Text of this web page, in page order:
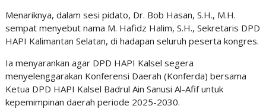
Menariknya, dalam sesi pidato, Dr. Bob Hasan, S.H., M.H.
sempat menyebut nama M. Hafidz Halim, S.H., Sekretaris DPD
HAPI Kalimantan Selatan, di hadapan seluruh peserta kongres.
Ia menyarankan agar DPD HAPI Kalsel segera
menyelenggarakan Konferensi Daerah (Konferda) bersama
Ketua DPD HAPI Kalsel Badrul Ain Sanusi Al-Afif untuk
kepemimpinan daerah periode 2025-2030.